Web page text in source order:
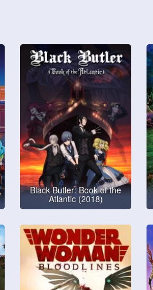
Black Butler: Book of the
Atlantic (2018)